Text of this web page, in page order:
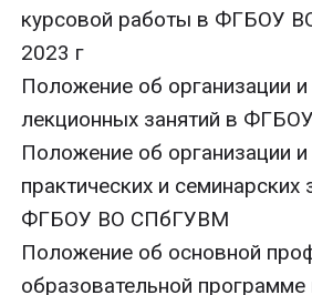
курсовой работы в ФГБОУ
2023 г
Положение об организации
лекционных занятий в
Положение об организации
практических и семинарских
ФГБОУ ВО СПбГУВМ
Положение об основной
образовательной